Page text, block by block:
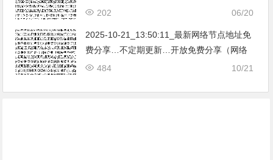
免费节点香港|日本|韩国|新加坡|台湾|马来西
06/20
202
2025-10-21_13:50:11_最新网络节点地址免
费分享…不定期更新…开放免费分享（网络
免费节点香港|日本|韩国|新加坡|台湾|马来西
10/21
484